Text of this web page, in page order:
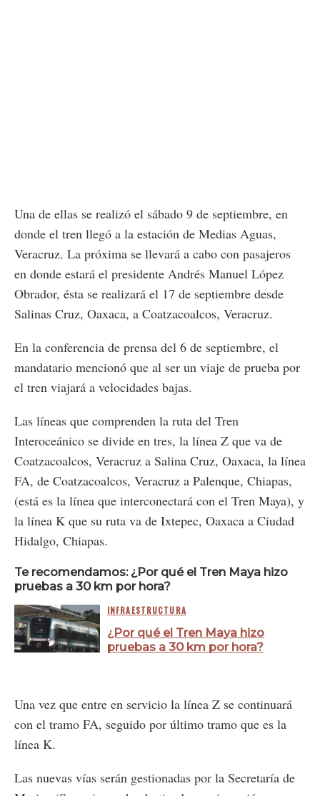
Una de ellas se realizó el sábado 9 de septiembre, en
donde el tren llegó a la estación de Medias Aguas,
Veracruz. La próxima se llevará a cabo con pasajeros
en donde estará el presidente Andrés Manuel López
Obrador, ésta se realizará el 17 de septiembre desde
Salinas Cruz, Oaxaca, a Coatzacoalcos, Veracruz.
En la conferencia de prensa del 6 de septiembre, el
mandatario mencionó que al ser un viaje de prueba por
el tren viajará a velocidades bajas.
Las líneas que comprenden la ruta del Tren
Interoceánico se divide en tres, la línea Z que va de
Coatzacoalcos, Veracruz a Salina Cruz, Oaxaca, la línea
FA, de Coatzacoalcos, Veracruz a Palenque, Chiapas,
(está es la línea que interconectará con el Tren Maya), y
la línea K que su ruta va de Ixtepec, Oaxaca a Ciudad
Hidalgo, Chiapas.
Te recomendamos: ¿Por qué el Tren Maya hizo
pruebas a 30 km por hora?
INFRAESTRUCTURA
¿Por qué el Tren Maya hizo
pruebas a 30 km por hora?
Una vez que entre en servicio la línea Z se continuará
con el tramo FA, seguido por último tramo que es la
línea K.
Las nuevas vías serán gestionadas por la Secretaría de